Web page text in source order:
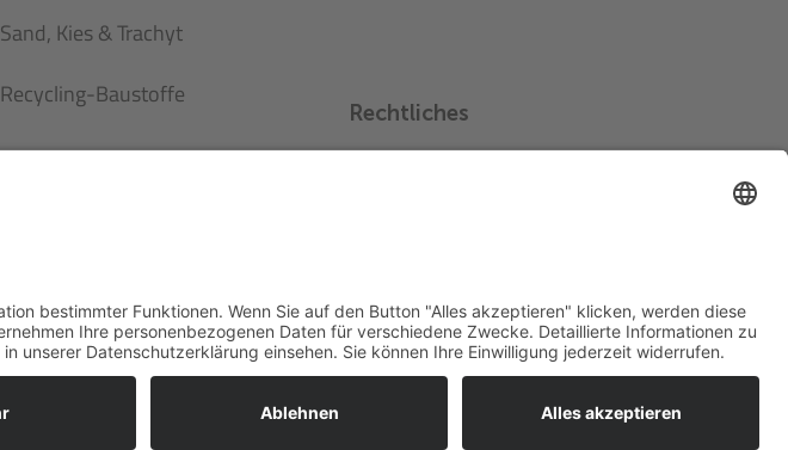
Sand, Kies & Trachyt
Recycling-Baustoffe
So geht's
Rechtliches
AGB